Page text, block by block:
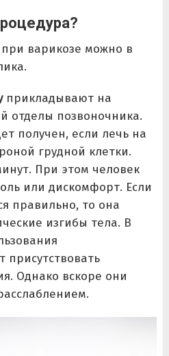
варикозе можно в
прикладывают на
отделы позвоночника.
получен, если лечь на
грудной клетки.
При этом человек
или дискомфорт. Если
правильно, то она
изгибы тела. В
присутствовать
Однако вскоре они